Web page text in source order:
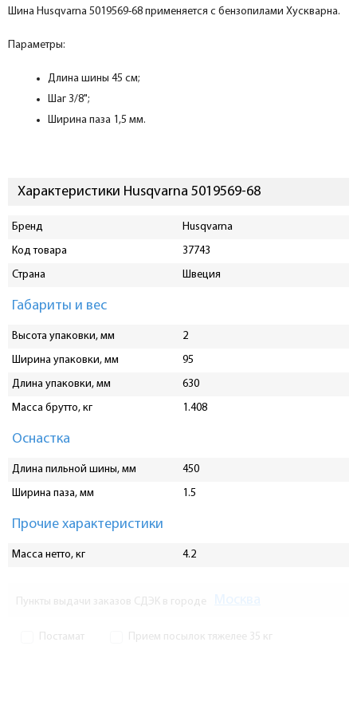
Шина Husqvarna 5019569-68 применяется с бензопилами Хускварна.
Параметры:
Длина шины 45 см;
Шаг 3/8";
Ширина паза 1,5 мм.
Характеристики Husqvarna 5019569-68
Бренд
Husqvarna
Код товара
37743
Страна
Швеция
Габариты и вес
Высота упаковки, мм
2
Ширина упаковки, мм
95
Длина упаковки, мм
630
Масса брутто, кг
1.408
Оснастка
Длина пильной шины, мм
450
Ширина паза, мм
1.5
Прочие характеристики
Масса нетто, кг 4.2
Пункты выдачи заказов СДЭК в городе
Постамат Прием посылок тяжелее 35 кг